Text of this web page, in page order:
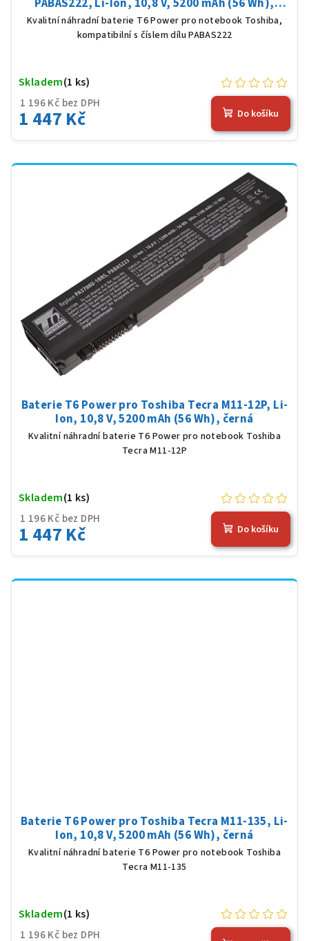
PABAS222, Li-Ion, 10,8 V, 5200 mAh (56 Wh),
černá
Kvalitní náhradní baterie T6 Power pro notebook Toshiba,
kompatibilní s číslem dílu PABAS222
1 196 Kč bez DPH
1 447 Kč
Skladem(1 ks)
Do košíku
Baterie T6 Power pro Toshiba Tecra M11-12P, Li-
Ion, 10,8 V, 5200 mAh (56 Wh), černá
Kvalitní náhradní baterie T6 Power pro notebook Toshiba
Tecra M11-12P
1 196 Kč bez DPH
1 447 Kč
Skladem(1 ks)
Do košíku
Baterie T6 Power pro Toshiba Tecra M11-135, Li-
Ion, 10,8 V, 5200 mAh (56 Wh), černá
Kvalitní náhradní baterie T6 Power pro notebook Toshiba
Tecra M11-135
1 196 Kč bez DPH
Skladem(1 ks)